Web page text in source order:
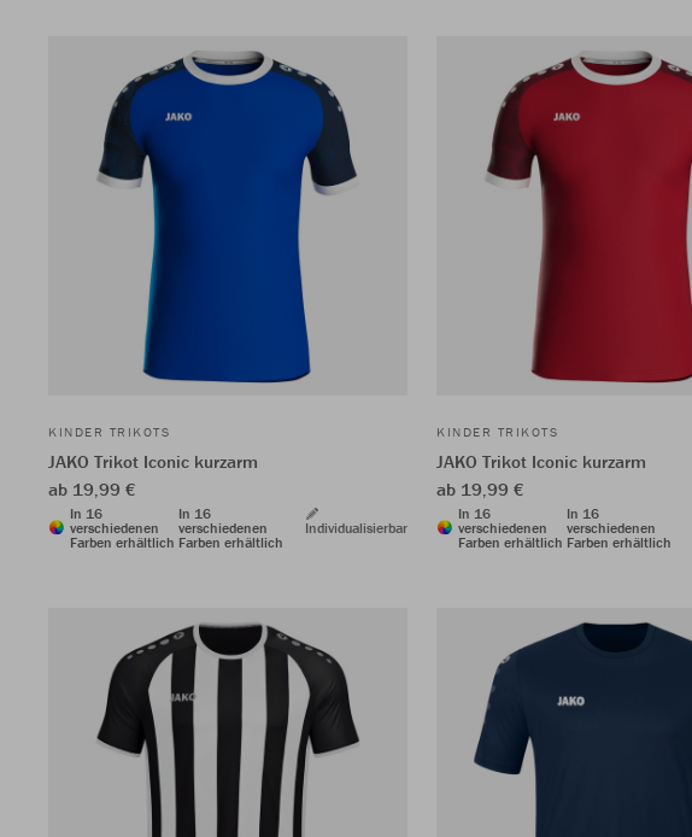
KINDER TRIKOTS
JAKO Trikot Iconic kurzarm
ab 19,99 €
In 16
verschiedenen
Farben erhältlich
In 16
verschiedenen
Farben erhältlich
Individualisierbar
KINDER TRIKOTS
JAKO Trikot Iconic kurzarm
ab 19,99 €
In 16
verschiedenen
Farben erhältlich
In 16
verschiedenen
Farben erhältlich